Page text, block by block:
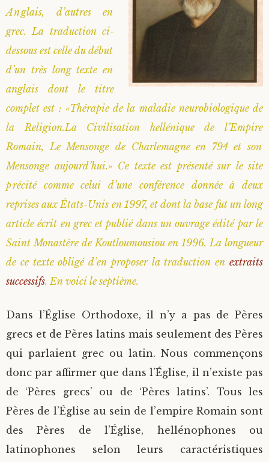
Saint Hilarion (Troïtski)
Saint Jean de Kronstadt
Saint Laurent de Tchernigov
Saint Nikon d’Optina
Saint Seraphim de Sarov
Saint Seraphim de Vyritsa
Saint Serge de Radonège
Saint Siméon (Jelnine)
Saint Sophrony l’Athonite
Sainte Xenia
Sainte Matrone de Moscou
Saint Spyridon
Métropolite Zénobe (Majouga)
Archimandrite Adrien (Kirsanov)
Archimandrite Alipi (Voronov)
Archimandrite Andronique (Loukach)
Archimandrite Athénogène (Agapov)
Higoumène Boris (Kramtsov)
Bienheureuses et Staritsas
Bienheureuse Lioubouchka
Bienheureuse Maria Ivanovna
Staritsa Marie Makovkine
Natalia de Vyritsa
Staritsa Anastasia
Geronda Grigorios de Dochiariou
Archimandrite Hippolyte (Khaline)
Archimandrite Lazare (Abachidzé)
Geronda Arsenios le Spiléote
Gerondissa Makrina (Vassopoulou)
Archimandrite Nathanaël (Pospelov)
Père Héliodore
Entretiens
Famille spirituelle
Portraits
Anglais, d’autres en
grec. La traduction ci-
dessous est celle du début
d’un très long texte en
anglais dont le titre
complet est : «Thérapie de la maladie neurobiologique de
la Religion.La Civilisation hellénique de l’Empire
Romain, Le Mensonge de Charlemagne en 794 et son
Mensonge aujourd’hui.» Ce texte est présenté sur le site
précité comme celui d’une conférence donnée à deux
reprises aux États-Unis en 1997, et dont la base fut un long
article écrit en grec et publié dans un ouvrage édité par le
Saint Monastère de Koutloumousiou en 1996. La longueur
de ce texte obligé d’en proposer la traduction en extraits
successifs. En voici le septième.
Dans l’Église Orthodoxe, il n’y a pas de Pères
grecs et de Pères latins mais seulement des Pères
qui parlaient grec ou latin. Nous commençons
donc par affirmer que dans l’Église, il n’existe pas
de ‘Pères grecs’ ou de ‘Pères latins’. Tous les
Pères de l’Église au sein de l’empire Romain sont
des Pères de l’Église, hellénophones ou
latinophones selon leurs caractéristiques